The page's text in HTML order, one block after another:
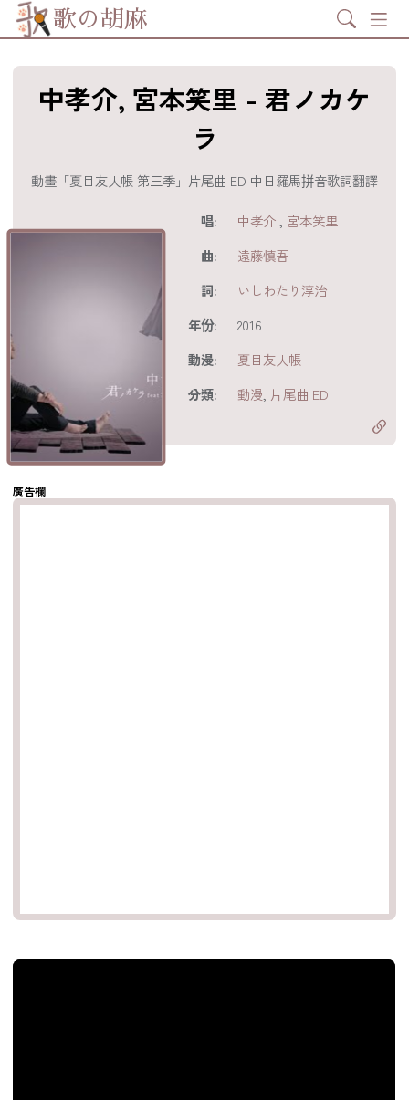
歌の胡麻 Search
中孝介, 宮本笑里 - 君ノカケ
ラ
動畫「夏目友人帳 第三季」片尾曲 ED 中日羅馬拼音歌詞翻譯
唱: 中孝介
宮本笑里
曲:
遠藤慎吾
詞:
いしわたり淳治
年份:
2016
動漫:
夏目友人帳
分類:
動漫 片尾曲 ED
分享至
享至 X
分享至
製鏈結
廣告欄
官方Youtube影片